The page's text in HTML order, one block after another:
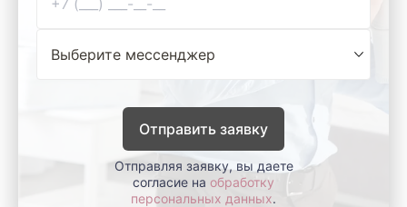
Отправить заявку
Отправляя заявку, вы даете
согласие на обработку
персональных данных.